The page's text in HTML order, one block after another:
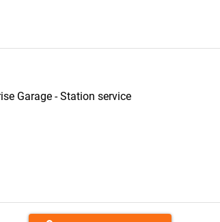
Garage - Station service